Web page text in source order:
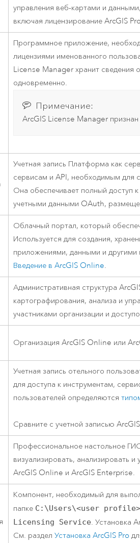
управления веб-картами и
включая лицензированиеArcGIS
Программное приложение,
лицензиями именованного
License Manager хранит сведения
одновременно.
Примечание:
ArcGIS License Manager
Учетная запись Платформа как
сервисам и API, необходимым для
Она обеспечивает полный доступ
учетными данными OAuth,
Облачный портал, который
Используется для создания,
приложениями, данными и другими
Введение вArcGIS Online.
Административная структура
картографирования, анализа и
участниками организации и
ОрганизацияArcGIS Online или
Учетная запись отельного
для доступа к инструментам,
пользователей определяются
Сравните с учетной записью
Профессиональное настольное
визуализировать, анализировать
ArcGIS Online иArcGIS Enterprise.
Компонент, необходимый для
папке C:\Users\<user
Licensing Service. Установка
См. разделУстановкаArcGIS Pro